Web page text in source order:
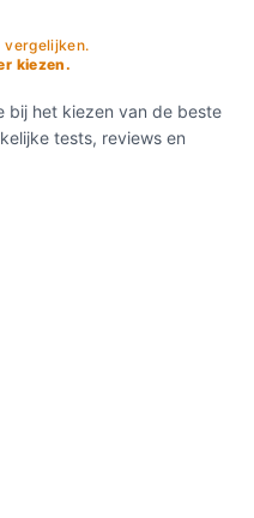
vergelijken.
kiezen.
bij het kiezen van de beste
tests, reviews en